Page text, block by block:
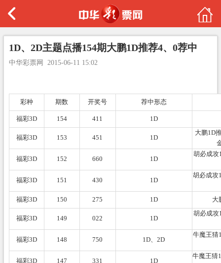
1D、2D主题点播154期大鹏1D推荐4、0荐中
中华彩票网 2015-06-11 15:02
彩种 期数 开奖号 荐中形态
福彩3D 154 411 1D
福彩3D 153 451 1D
大鹏1D
福彩3D 152 660 1D
胡必成攻
福彩3D 151 430 1D
胡必成攻
福彩3D 150 275 1D 大
福彩3D 149 022 1D
胡必成攻
福彩3D 148 750 1D、2D
牛魔王猜
福彩3D 147 331 1D
牛魔王猜